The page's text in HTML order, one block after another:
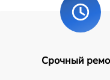
Срочный